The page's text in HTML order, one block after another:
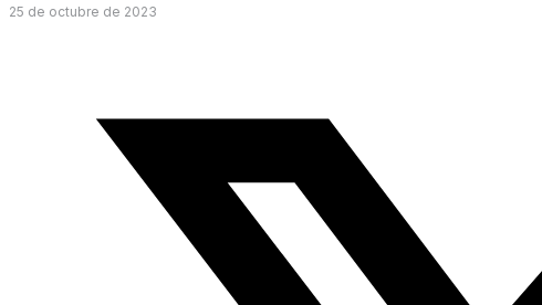
25 de octubre de 2023